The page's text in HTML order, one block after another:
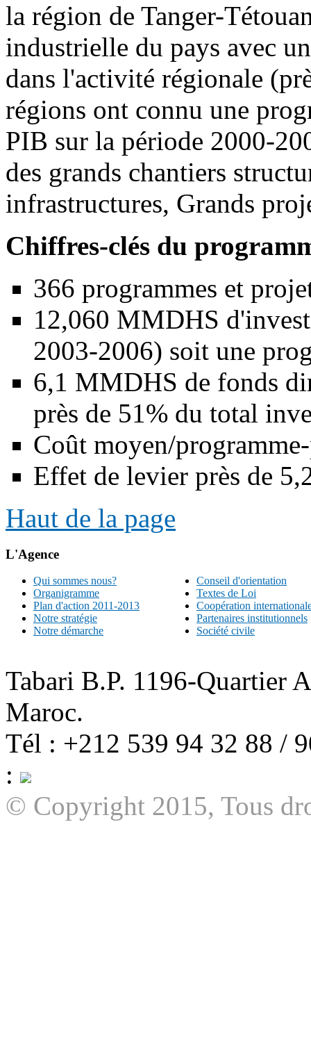
la région de Tanger-
industrielle du pays avec
dans l'activité régionale
régions ont connu une
PIB sur la période 2000-
des grands chantiers
infrastructures, Grands
Chiffres-clés du
366 programmes et
12,060 MMDHS
2003-2006) soit une
6,1 MMDHS de fonds
près de 51% du total
Coût moyen/
Effet de levier près de
Haut de la page
L'Agence
Qui sommes nous?
Organigramme
Plan d'action 2011-2013
Notre stratégie
Notre démarche
Conseil d'orientation
Textes de Loi
Coopération
Partenaires institutionnels
Société civile
Tabari B.P. 1196-Quartier
Maroc.
Tél : +212 539 94 32 88 /
:
© Copyright 2015, Tous